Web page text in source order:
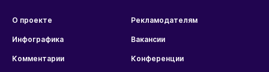
О проекте Рекламодателям
Инфографика Вакансии
Комментарии Конференции